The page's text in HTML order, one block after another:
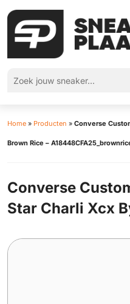
Home » Producten » Converse
Brown Rice –
Converse
Star Charli Xcx